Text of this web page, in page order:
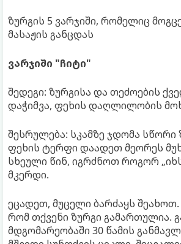
ზურგის 5 ვარჯიში, რომელიც
მასაჟის განცდას
ვარჯიში "ჩიტი"
შედეგი: ზურგისა და თეძოების
დაჭიმვა, ფეხის დაღლილობის
შესრულება: სკამზე ჯდომა
ფეხის ტერფი დაადეთ მეორეს
სხეული წინ, იგრძნოთ როგორ
მკერდი.
ეცადეთ, მუცელი ბარძაყს
რომ თქვენი ზურგი გამართულია.
მდგომარეობაში 30 წამის